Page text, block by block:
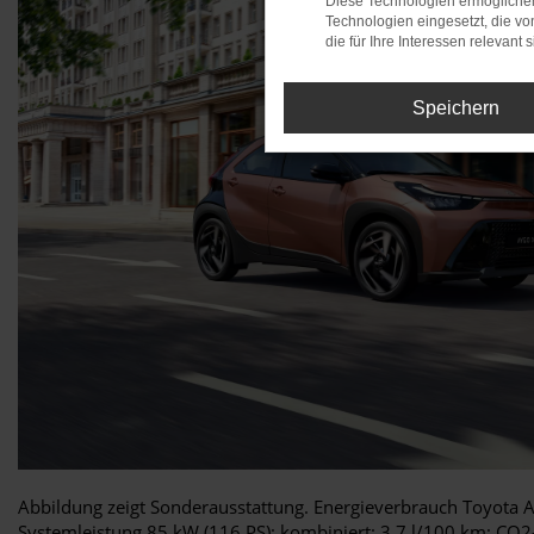
Abbildung zeigt Sonderausstattung. Energieverbrauch Toyota
Technologien eingesetzt, die
die für Ihre Interessen relevant
Speichern